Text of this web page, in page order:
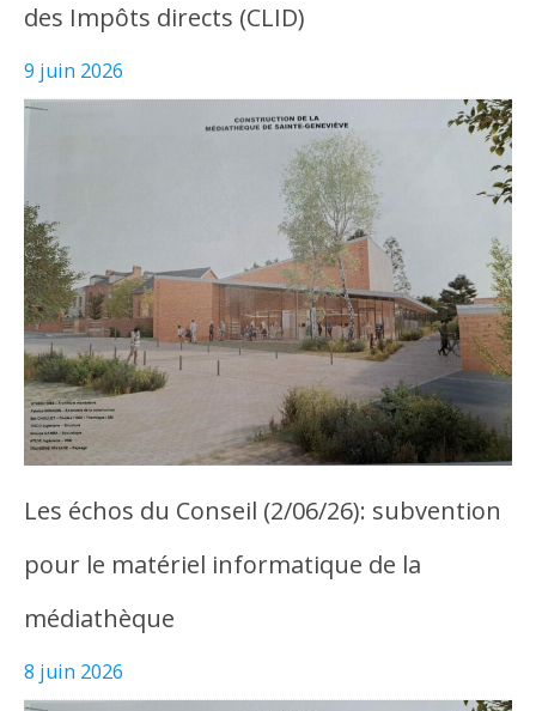
des Impôts directs (CLID)
9 juin 2026
Les échos du Conseil (2/06/26): subvention
pour le matériel informatique de la
médiathèque
8 juin 2026